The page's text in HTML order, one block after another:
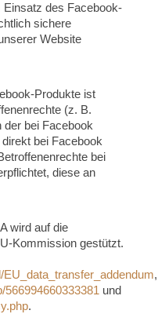
Einsatz des Facebook-
sichere
Website
Produkte ist
(z. B.
bei Facebook
bei Facebook
bei
diese an
wird auf die
Kommission gestützt.
,
und
.